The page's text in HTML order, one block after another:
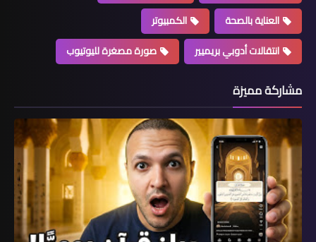
العناية بالصحة
الكمبيوتر
انتقالات أدوبي بريميير
صورة مصغرة لليوتيوب
مشاركة مميزة